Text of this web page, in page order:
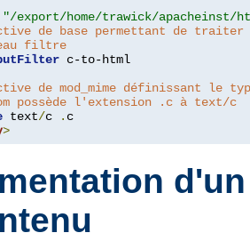
"/export/home/trawick/apacheinst/
de base permettant de
filtre
c-to-html
de mod_mime définissant le
possède l'extension .c à text/c
text/c .
>